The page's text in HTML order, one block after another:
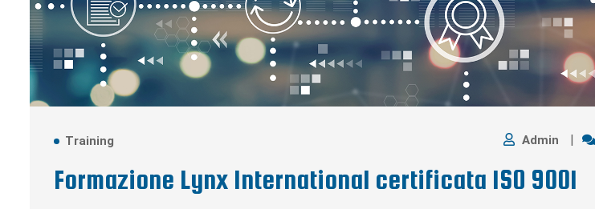
Training Admin
Formazione Lynx International certificata ISO 9001